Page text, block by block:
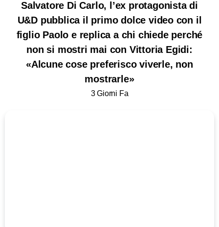
Salvatore Di Carlo, l’ex protagonista di
U&D pubblica il primo dolce video con il
figlio Paolo e replica a chi chiede perché
non si mostri mai con Vittoria Egidi:
«Alcune cose preferisco viverle, non
mostrarle»
3 Giorni Fa